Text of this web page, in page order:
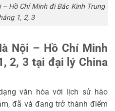
Hồ Chí Minh đi Bắc Kinh Trung
1, 2, 3
Nội – Hồ Chí Minh
2, 3 tại đại lý China
văn hóa với lịch sử hào
đã và đang trở thành điểm